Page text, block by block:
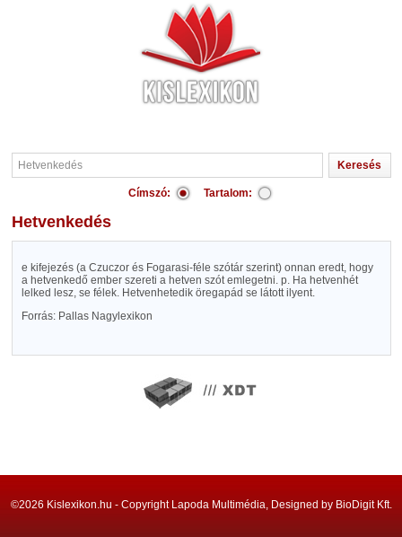
Címszó: Tartalom:
Hetvenkedés
e kifejezés (a Czuczor és Fogarasi-féle szótár szerint) onnan eredt, hogy
a hetvenkedő ember szereti a hetven szót emlegetni. p. Ha hetvenhét
lelked lesz, se félek. Hetvenhetedik öregapád se látott ilyent.
Forrás: Pallas Nagylexikon
©2026 Kislexikon.hu - Copyright Lapoda Multimédia, Designed by BioDigit Kft.